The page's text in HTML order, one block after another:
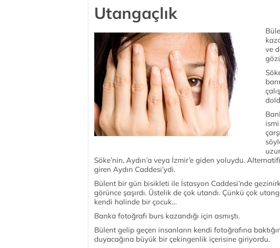
Utangaçlık
ve
Söke’nin, Aydın’a veya İzmir’e giden yoluydu.
giren Aydın Caddesi’ydi.
Bülent bir gün bisikleti ile İstasyon Caddesi’nde
görünce şaşırdı. Üstelik de çok utandı. Çünkü çok
kendi halinde bir çocuk…
Banka fotoğrafı burs kazandığı için asmıştı.
Bülent gelip geçen insanların kendi fotoğrafına
duyacağına büyük bir çekingenlik içerisine giriyordu.